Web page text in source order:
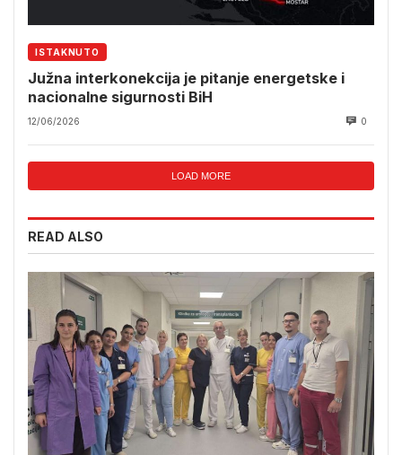
ISTAKNUTO
Južna interkonekcija je pitanje energetske i
nacionalne sigurnosti BiH
12/06/2026 0
LOAD MORE
READ ALSO